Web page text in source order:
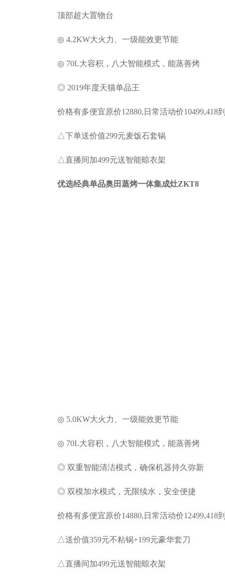
顶部超大置物台
◎ 4.2KW大火力、一级能效更节能
◎ 70L大容积，八大智能模式，能蒸善烤
◎ 2019年度天猫单品王
价格有多便宜原价12880,日常活动价10499,418
△下单送价值299元麦饭石套锅
△直播间加499元送智能晾衣架
优选经典单品奥田蒸烤一体集成灶ZKT8
◎ 5.0KW大火力、一级能效更节能
◎ 70L大容积，八大智能模式，能蒸善烤
◎ 双重智能清洁模式，确保机器持久弥新
◎ 双模加水模式，无限续水，安全便捷
价格有多便宜原价14880,日常活动价12499,418
△送价值359元不粘锅+199元豪华套刀
△直播间加499元送智能晾衣架